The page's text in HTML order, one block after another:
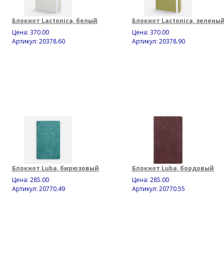
Блокнот Lactonica, белый
Цена: 370.00
Артикул: 20378.60
Блокнот Lactonica,
Цена: 370.00
Артикул: 20378.90
Блокнот Luba, бирюзовый
Цена: 285.00
Артикул: 20770.49
Блокнот Luba, бордовый
Цена: 285.00
Артикул: 20770.55